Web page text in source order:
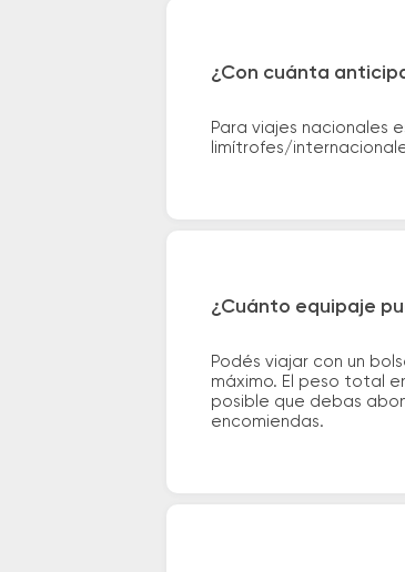
¿Con cuánta
Para viajes nacionales
limítrofes/
¿Cuánto equipaje
Podés viajar con un
máximo. El peso total
posible que debas
encomiendas.